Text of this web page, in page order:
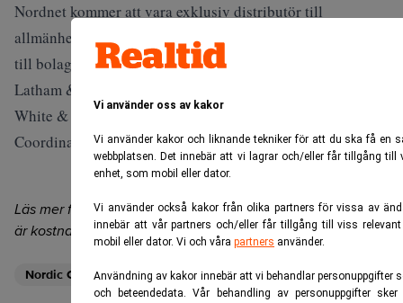
Vi använder oss av kakor
Vi använder kakor och liknande tekniker för att du ska få en
webbplatsen. Det innebär att vi lagrar och/eller får tillgång
enhet, som mobil eller dator.
Vi använder också kakor från olika partners för vissa av
innebär att vår partners och/eller får tillgång till viss
mobil eller dator. Vi och våra partners använder.
Användning av kakor innebär att vi behandlar personuppgifter
och beteendedata. Vår behandling av personuppgifter
Nordnet kommer att vara exklusiv distributör till
allmänheten i Norden. STJ Advisors är noteringsrådgivare
till bolaget och de säljande aktieägarna. Cederquist och
Latham & Watkins är legala rådgivare till bolaget och
White & Case är legala rådgivare till Joint Global
Coordinators och Joint Bookrunners.
Läs mer från Realtid - vårt nyhetsbrev
är kostnadsfritt:
Prenumerera
Nordic Capital Nordnet Öhmangruppen